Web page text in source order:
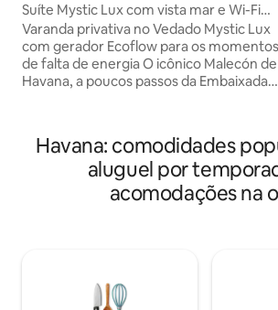
Suíte Mystic Lux com vista mar e Wi-Fi
gratuito
Varanda privativa no Vedado Mystic Lux
com gerador Ecoflow para os momentos
de falta de energia O icônico Malecón de
Havana, a poucos passos da Embaixada
cubano, somos uma Casa Particular. WI-
FI GRATUITO Ar condicionado · Elevador
· Cozinha · Água quente Uma cama +
uma cama extra pode ser adicionada
para o 3º hóspede com taxa Seguro ·
Havana: comodidades
aluguel por
acomodações na